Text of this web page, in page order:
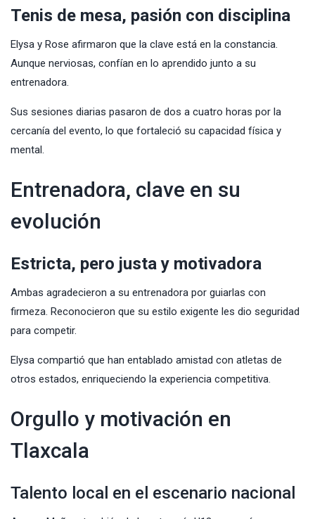
Tenis de mesa, pasión con disciplina
Elysa y Rose afirmaron que la clave está en la constancia.
Aunque nerviosas, confían en lo aprendido junto a su
entrenadora.
Sus sesiones diarias pasaron de dos a cuatro horas por la
cercanía del evento, lo que fortaleció su capacidad física y
mental.
Entrenadora, clave en su
evolución
Estricta, pero justa y motivadora
Ambas agradecieron a su entrenadora por guiarlas con
firmeza. Reconocieron que su estilo exigente les dio seguridad
para competir.
Elysa compartió que han entablado amistad con atletas de
otros estados, enriqueciendo la experiencia competitiva.
Orgullo y motivación en
Tlaxcala
Talento local en el escenario nacional